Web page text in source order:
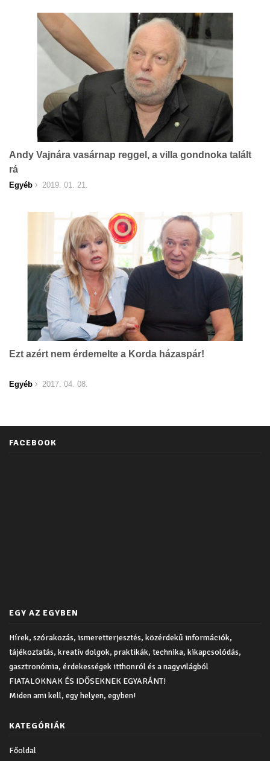
Andy Vajnára vasárnap reggel, a villa gondnoka talált
rá
Egyéb 2019. 01. 21.
Ezt azért nem érdemelte a Korda házaspár!
Egyéb 2017. 04. 08.
FACEBOOK
EGY AZ EGYBEN
Hírek, szórakozás, ismeretterjesztés, közérdekű információk,
tájékoztatás, kreatív dolgok, praktikák, technika, kikapcsolódás,
gasztronómia, érdekességek itthonról és a nagyvilágból
FIATALOKNAK ÉS IDŐSEKNEK EGYARÁNT!
Miden ami kell, egy helyen, egyben!
KATEGÓRIÁK
Főoldal